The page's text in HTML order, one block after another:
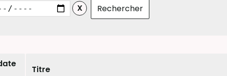
Titre